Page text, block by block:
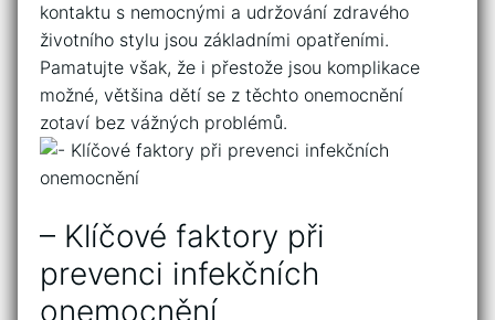
kontaktu s nemocnými a‍ udržování zdravého
životního stylu jsou základními ​opatřeními.
‍Pamatujte⁢ však, ​že i přestože jsou komplikace
možné, většina⁤ dětí se z​ těchto onemocnění
zotaví bez vážných problémů.
– Klíčové faktory⁤ při
prevenci infekčních
onemocnění